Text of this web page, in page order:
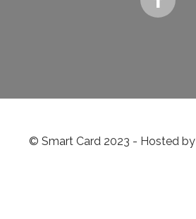
© Smart Card 2023 - Hosted by